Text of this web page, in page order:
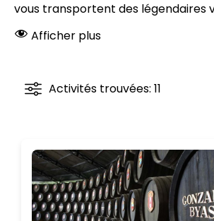
vous transportent des légendaires
Afficher plus
Activités trouvées: 11